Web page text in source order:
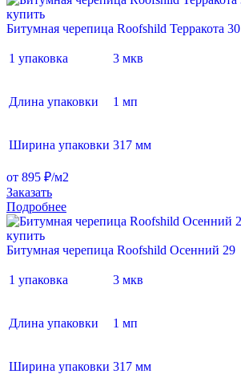
Битумная черепица Roofshild Терракота 30
1 упаковка 3 мкв
Длина упаковки 1 мп
Ширина упаковки 317 мм
от 895 ₽/м2
Заказать
Подробнее
Битумная черепица Roofshild Осенний 29
1 упаковка 3 мкв
Длина упаковки 1 мп
Ширина упаковки 317 мм